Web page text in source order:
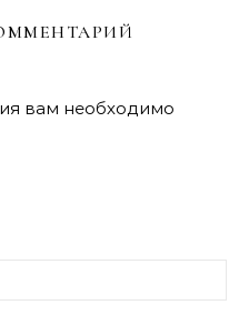
вам необходимо